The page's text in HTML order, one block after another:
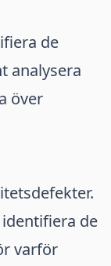
de
analysera
över
de
varför